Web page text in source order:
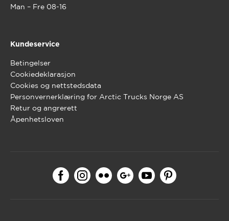
Man – Fre 08-16
Kundeservice
Betingelser
Cookiedeklarasjon
Cookies og nettstedsdata
Personvernerklæring for Arctic Trucks Norge AS
Retur og angrerett
Åpenhetsloven